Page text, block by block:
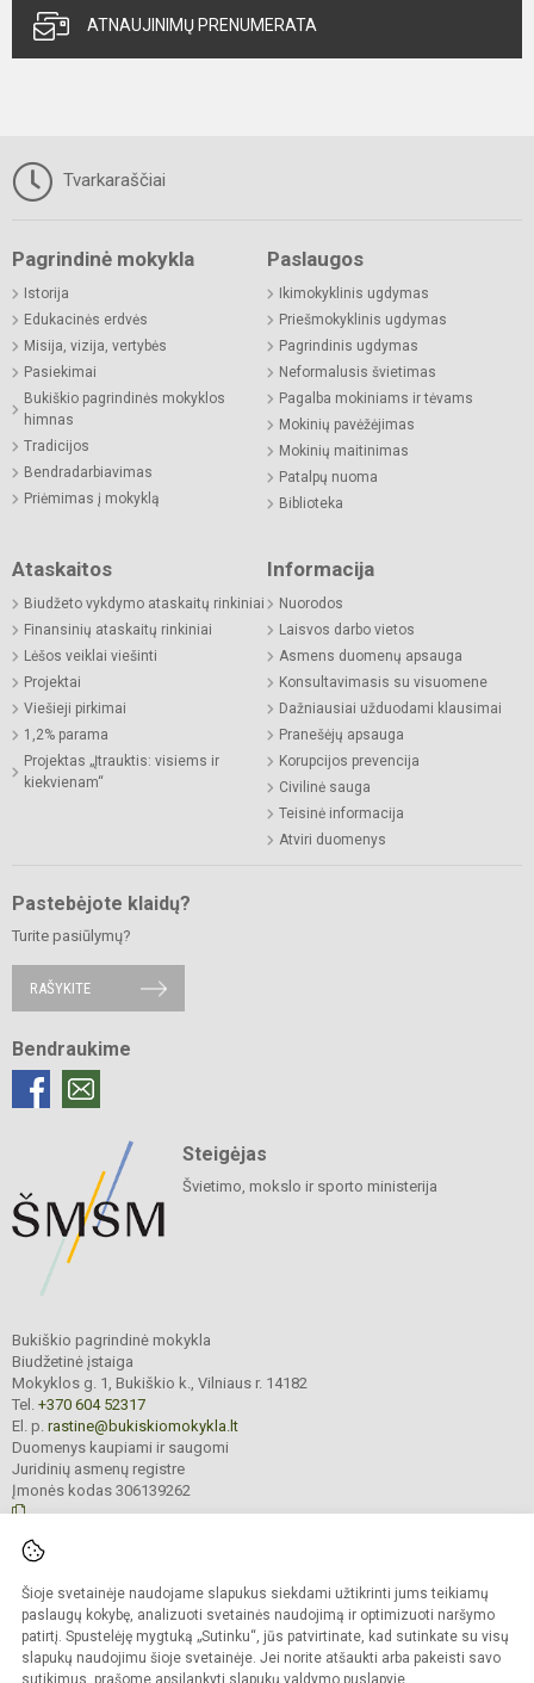
Šioje svetainėje naudojame slapukus siekdami užtikrinti jums teikiamų
paslaugų kokybę, analizuoti svetainės naudojimą ir optimizuoti naršymo
patirtį. Spustelėję mygtuką „Sutinku“, jūs patvirtinate, kad sutinkate su visų
slapukų naudojimu šioje svetainėje. Jei norite atšaukti arba pakeisti savo
sutikimus, prašome apsilankyti slapukų valdymo puslapyje
ATNAUJINIMŲ PRENUMERATA
Tvarkaraščiai
Pagrindinė mokykla
Istorija
Edukacinės erdvės
Misija, vizija, vertybės
Pasiekimai
Bukiškio pagrindinės mokyklos
himnas
Tradicijos
Bendradarbiavimas
Priėmimas į mokyklą
Paslaugos
Ikimokyklinis ugdymas
Priešmokyklinis ugdymas
Pagrindinis ugdymas
Neformalusis švietimas
Pagalba mokiniams ir tėvams
Mokinių pavėžėjimas
Mokinių maitinimas
Patalpų nuoma
Biblioteka
Ataskaitos
Biudžeto vykdymo ataskaitų rinkiniai
Finansinių ataskaitų rinkiniai
Lėšos veiklai viešinti
Projektai
Viešieji pirkimai
1,2% parama
Projektas „Įtrauktis: visiems ir
kiekvienam“
Informacija
Nuorodos
Laisvos darbo vietos
Asmens duomenų apsauga
Konsultavimasis su visuomene
Dažniausiai užduodami klausimai
Pranešėjų apsauga
Korupcijos prevencija
Civilinė sauga
Teisinė informacija
Atviri duomenys
Pastebėjote klaidų?
Turite pasiūlymų?
RAŠYKITE
Bendraukime
Steigėjas
Švietimo, mokslo ir sporto ministerija
Bukiškio pagrindinė mokykla
Biudžetinė įstaiga
Mokyklos g. 1, Bukiškio k., Vilniaus r. 14182
Tel. +370 604 52317
El. p. rastine@bukiskiomokykla.lt
Duomenys kaupiami ir saugomi
Juridinių asmenų registre
Įmonės kodas 306139262
Kopijuoti turinį be raštiško Bukiškio pagrindinės mokyklos administracijos
sutikimo griežtai draudžiama.
Prieinamumo paraiška Slapukų valdymas